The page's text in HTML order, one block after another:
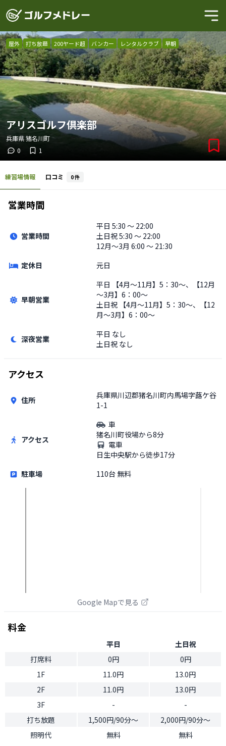
屋外 打ち放題 200ヤード超 バンカー レンタルクラブ 早朝
アリスゴルフ倶楽部
兵庫県猪名川町
0
1
練習場情報 口コミ 0件
営業時間
営業時間
平日 5:30 〜 22:00
土日祝5:30 〜 22:00
12月〜3月 6:00 〜 21:30
定休日
元日
早朝営業
平日
【4月～11月】5：30～、【12月
～3月】6：00～
土日祝 【4月～11月】5：30～、【12
月～3月】6：00～
深夜営業 平日 なし
土日祝 なし
アクセス
住所
兵庫県川辺郡猪名川町内馬場字蕗ケ谷
1-1
アクセス
車
猪名川町役場から8分
電車
日生中央駅から徒歩17分
駐車場
110台 無料
Google Mapで見る
料金
平日
土日祝
打席料
0円
0円
1F
11.0円
13.0円
2F
11.0円
13.0円
3F
-
-
打ち放題
1,500円/90分～
2,000円/90分～
照明代
無料 無料